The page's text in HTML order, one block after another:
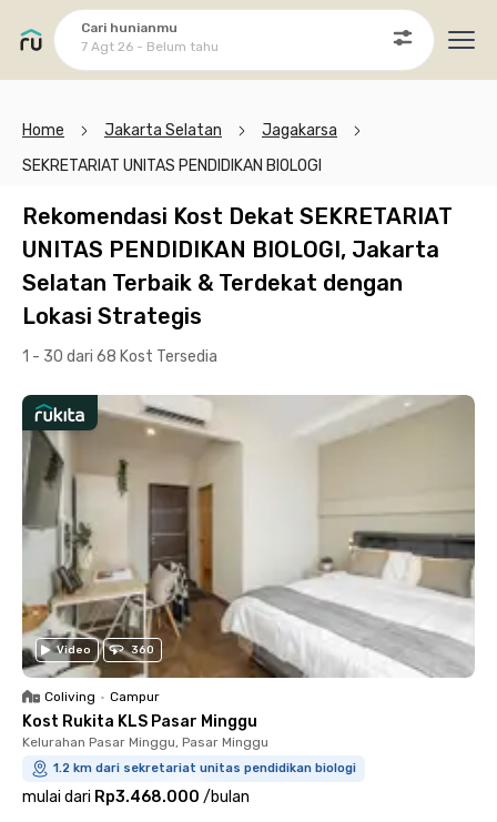
Cari hunianmu
7 Agt 26 - Belum tahu
Home Jakarta Selatan
Jagakarsa
SEKRETARIAT UNITAS PENDIDIKAN BIOLOGI
Rekomendasi Kost Dekat SEKRETARIAT
UNITAS PENDIDIKAN BIOLOGI, Jakarta
Selatan Terbaik & Terdekat dengan
Lokasi Strategis
1 - 30 dari 68 Kost Tersedia
Video 360
Coliving • Campur
Kost Rukita KLS Pasar Minggu
Kelurahan Pasar Minggu, Pasar Minggu
1.2 km dari sekretariat unitas pendidikan biologi
mulai dari Rp3.468.000 /bulan